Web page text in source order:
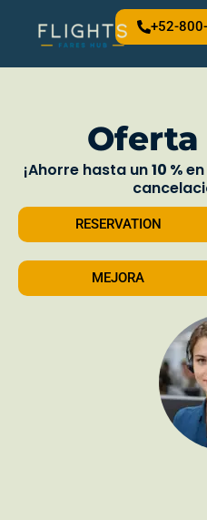
+52-
Oferta
¡Ahorre hasta un10 %en
RESERVATION
MEJORA